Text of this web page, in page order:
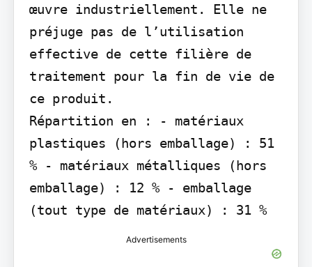
œuvre industriellement. Elle ne
préjuge pas de l’utilisation
effective de cette filière de
traitement pour la fin de vie de
ce produit.
Répartition en : - matériaux
plastiques (hors emballage) : 51
% - matériaux métalliques (hors
emballage) : 12 % - emballage
(tout type de matériaux) : 31 %
Advertisements